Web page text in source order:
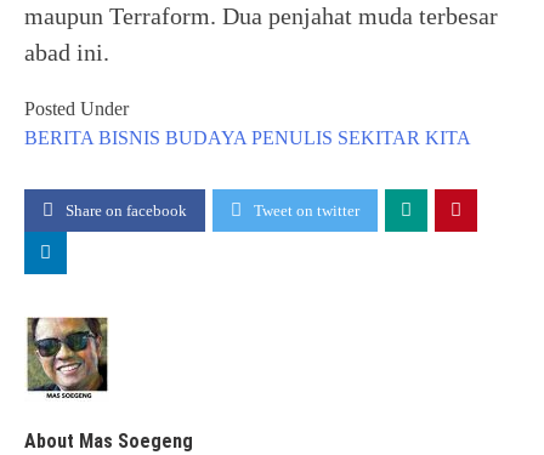
maupun Terraform. Dua penjahat muda terbesar
abad ini.
Posted Under
BERITA BISNIS BUDAYA PENULIS SEKITAR KITA
Share on facebook Tweet on twitter
About Mas Soegeng